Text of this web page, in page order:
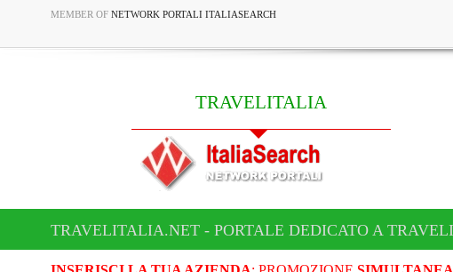
MEMBER OF NETWORK PORTALI ITALIASEARCH
TRAVELITALIA
TRAVELITALIA.NET - PORTALE DEDICATO A